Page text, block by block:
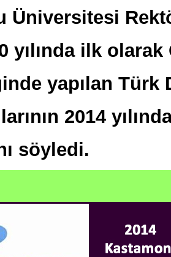
Üniversitesi
yılında ilk
yapılan Türk
2014
söyledi.